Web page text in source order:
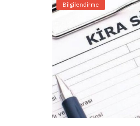
Boşanma Hukuku
Tazminat Hukuku
Bilgilendirme
Bilgilendirme